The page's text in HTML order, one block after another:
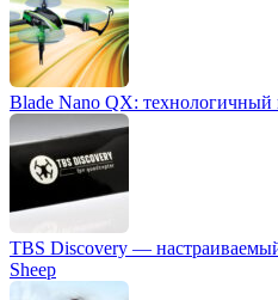
Blade Nano QX: технологичный
TBS Discovery —
Sheep